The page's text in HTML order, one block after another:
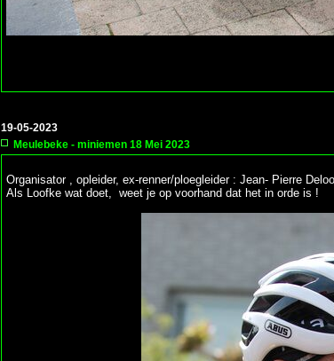
19-05-2023
Meulebeke - miniemen 18 Mei 2023
Organisator , opleider, ex-renner/ploegleider : Jean- Pierre
Als Loofke wat doet, weet je op voorhand dat het in orde is !